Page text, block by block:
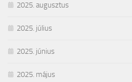
2025. augusztus
2025. július
2025. június
2025. május